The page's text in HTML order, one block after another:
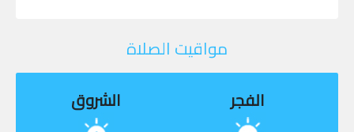
مواقيت الصلاة
الفجر الشروق